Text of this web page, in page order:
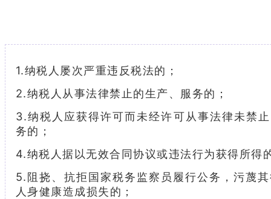
1.纳税人屡次严重违反税法的；
2.纳税人从事法律禁止的生产、服务的；
3.纳税人应获得许可而未经许可从事法律未禁
务的；
4.纳税人据以无效合同协议或违法行为获得所得
5.阻挠、抗拒国家税务监察员履行公务，污蔑
人身健康造成损失的；